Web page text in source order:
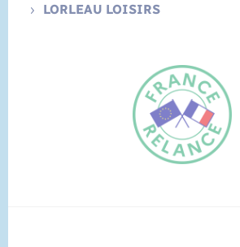
LORLEAU LOISIRS